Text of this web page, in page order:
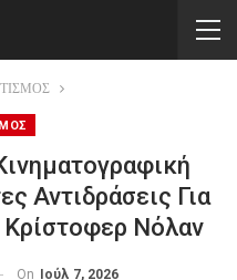
Αντιδράσεις Για
Κρίστοφερ Νόλαν
On Ιούλ 7, 2026